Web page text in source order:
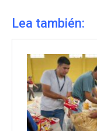
Lea también: